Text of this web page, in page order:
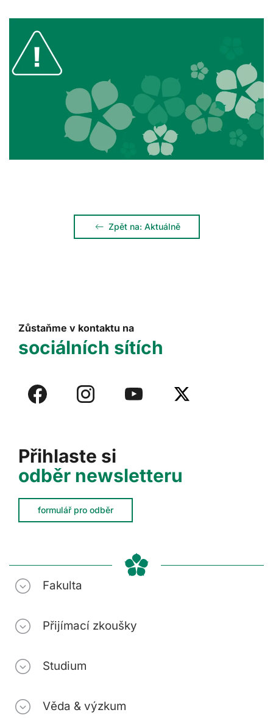
Zpět na: Aktuálně
Přihlaste si
odběr newsletteru
formulář pro odběr
Zůstaňme v kontaktu na
sociálních sítích
Fakulta
Přijímací zkoušky
Studium
Věda & výzkum